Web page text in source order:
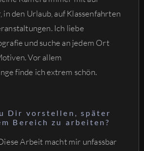
in den Urlaub, auf Klassenfahrten
Ich liebe
und suche an jedem Ort
Vor allem
finde ich extrem schön.
Dir vorstellen, später
Bereich zu arbeiten?
Arbeit macht mir unfassbar